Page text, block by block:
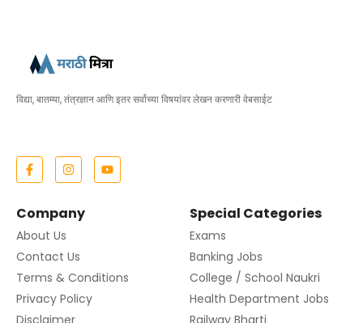
विद्या, बातम्या, तंत्रज्ञान आणि इतर सर्वांच्या विषयांवर लेखन करणारी वेबसाईट
Company
About Us
Contact Us
Terms & Conditions
Privacy Policy
Special Categories
Exams
Banking Jobs
College / School Naukri
Health Department Jobs